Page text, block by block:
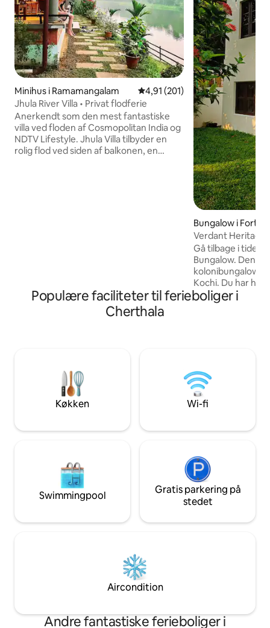
Minihus i Ramamangalam 4,91 ud af 5 i gennemsnitlig
4,91 (201)
Jhula River Villa • Privat flodferie
Anerkendt som den mest fantastiske
villa ved floden af Cosmopolitan India og
NDTV Lifestyle. Jhula Villa tilbyder en
rolig flod ved siden af balkonen, en
reservationer.
Bungalow i Fort
Verdant Heritage
etage)
Gå tilbage i tiden
Bungalow. Denne charmerende
kolonibungalow
Kochi. Du har hele den private øverste
etage for dig
luksuriøst
stueetagen.
nærliggende
de kun er en gåtur væk. Vi
men kun et
Populære faciliteter til ferieboliger i
Cherthala
Køkken Wi-fi
Swimmingpool
Gratis parkering på
stedet
Aircondition
Andre fantastiske ferieboliger i